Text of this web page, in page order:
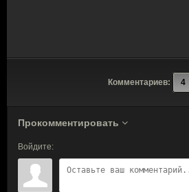
Комментариев: 4
Прокомментировать
Войдите: